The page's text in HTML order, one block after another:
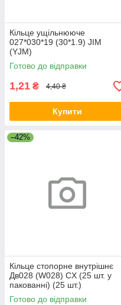
Кільце ущільнююче
027*030*19 (30*1.9) JIM
(YJM)
Готово до відправки
1,21 ₴ 4,40 ₴
Купити
–42%
Кільце стопорне внутрішнє
Дв028 (W028) CX (25 шт. у
пакованні) (25 шт.)
Готово до відправки